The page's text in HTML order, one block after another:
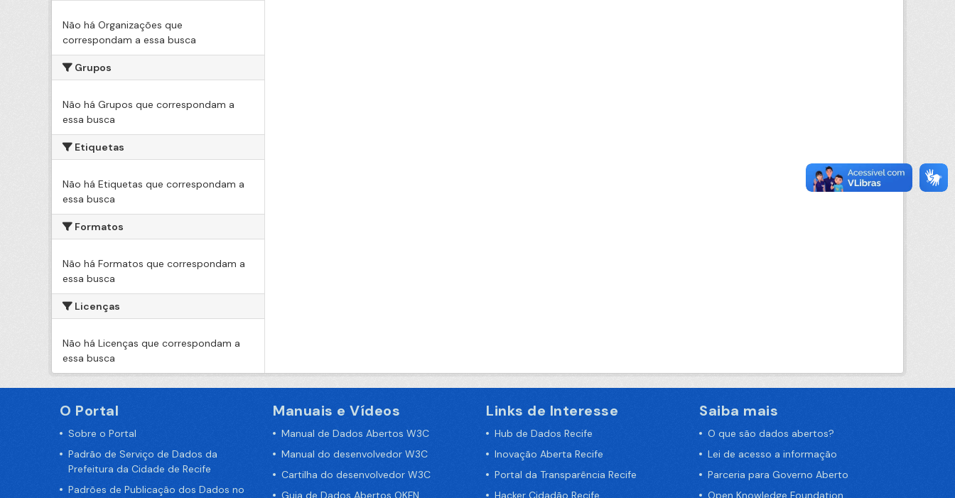
Não há Organizações que
correspondam a essa busca
Grupos
Não há Grupos que correspondam a
essa busca
Etiquetas
Não há Etiquetas que correspondam a
essa busca
Formatos
Não há Formatos que correspondam a
essa busca
Licenças
Não há Licenças que correspondam a
essa busca
O Portal
Sobre o Portal
Padrão de Serviço de Dados da
Prefeitura da Cidade de Recife
Padrões de Publicação dos Dados no
Manuais e Vídeos
Manual de Dados Abertos W3C
Manual do desenvolvedor W3C
Cartilha do desenvolvedor W3C
Guia de Dados Abertos OKFN
Links de Interesse
Hub de Dados Recife
Inovação Aberta Recife
Portal da Transparência Recife
Hacker Cidadão Recife
Saiba mais
O que são dados abertos?
Lei de acesso a informação
Parceria para Governo Aberto
Open Knowledge Foundation